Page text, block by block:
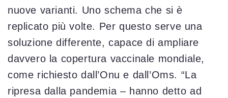
nuove varianti. Uno schema che si è
replicato più volte. Per questo serve una
soluzione differente, capace di ampliare
davvero la copertura vaccinale mondiale,
come richiesto dall’Onu e dall’Oms. “La
ripresa dalla pandemia – hanno detto ad